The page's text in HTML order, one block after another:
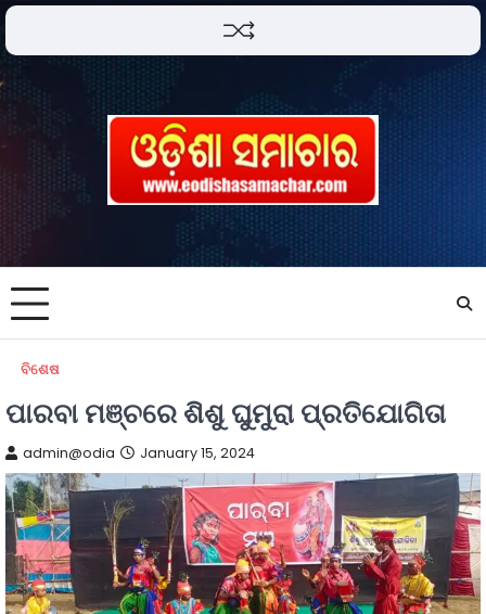
ବିଶେଷ
ପାରବା ମଞ୍ଚରେ ଶିଶୁ ଘୁମୁରା ପ୍ରତିଯୋଗିତା
admin@odia January 15, 2024